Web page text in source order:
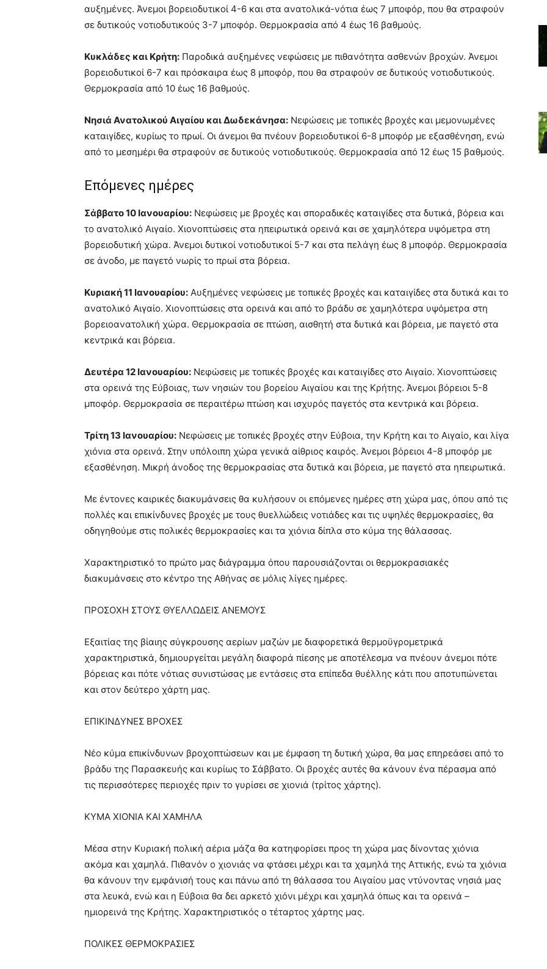
αυξημένες. Άνεμοι βορειοδυτικοί 4-6 και στα ανατολικά-νότια έως 7 μποφόρ, που θα στραφούν
σε δυτικούς νοτιοδυτικούς 3-7 μποφόρ. Θερμοκρασία από 4 έως 16 βαθμούς.
Κυκλάδες και Κρήτη: Παροδικά αυξημένες νεφώσεις με πιθανότητα ασθενών βροχών. Άνεμοι
βορειοδυτικοί 6-7 και πρόσκαιρα έως 8 μποφόρ, που θα στραφούν σε δυτικούς νοτιοδυτικούς.
Θερμοκρασία από 10 έως 16 βαθμούς.
Νησιά Ανατολικού Αιγαίου και Δωδεκάνησα: Νεφώσεις με τοπικές βροχές και μεμονωμένες
καταιγίδες, κυρίως το πρωί. Οι άνεμοι θα πνέουν βορειοδυτικοί 6-8 μποφόρ με εξασθένηση, ενώ
από το μεσημέρι θα στραφούν σε δυτικούς νοτιοδυτικούς. Θερμοκρασία από 12 έως 15 βαθμούς.
Επόμενες ημέρες
Σάββατο 10 Ιανουαρίου: Νεφώσεις με βροχές και σποραδικές καταιγίδες στα δυτικά, βόρεια και
το ανατολικό Αιγαίο. Χιονοπτώσεις στα ηπειρωτικά ορεινά και σε χαμηλότερα υψόμετρα στη
βορειοδυτική χώρα. Άνεμοι δυτικοί νοτιοδυτικοί 5-7 και στα πελάγη έως 8 μποφόρ. Θερμοκρασία
σε άνοδο, με παγετό νωρίς το πρωί στα βόρεια.
Κυριακή 11 Ιανουαρίου: Αυξημένες νεφώσεις με τοπικές βροχές και καταιγίδες στα δυτικά και το
ανατολικό Αιγαίο. Χιονοπτώσεις στα ορεινά και από το βράδυ σε χαμηλότερα υψόμετρα στη
βορειοανατολική χώρα. Θερμοκρασία σε πτώση, αισθητή στα δυτικά και βόρεια, με παγετό στα
κεντρικά και βόρεια.
Δευτέρα 12 Ιανουαρίου: Νεφώσεις με τοπικές βροχές και καταιγίδες στο Αιγαίο. Χιονοπτώσεις
στα ορεινά της Εύβοιας, των νησιών του βορείου Αιγαίου και της Κρήτης. Άνεμοι βόρειοι 5-8
μποφόρ. Θερμοκρασία σε περαιτέρω πτώση και ισχυρός παγετός στα κεντρικά και βόρεια.
Τρίτη 13 Ιανουαρίου: Νεφώσεις με τοπικές βροχές στην Εύβοια, την Κρήτη και το Αιγαίο, και λίγα
χιόνια στα ορεινά. Στην υπόλοιπη χώρα γενικά αίθριος καιρός. Άνεμοι βόρειοι 4-8 μποφόρ με
εξασθένηση. Μικρή άνοδος της θερμοκρασίας στα δυτικά και βόρεια, με παγετό στα ηπειρωτικά.
Με έντονες καιρικές διακυμάνσεις θα κυλήσουν οι επόμενες ημέρες στη χώρα μας, όπου από τις
πολλές και επικίνδυνες βροχές με τους θυελλώδεις νοτιάδες και τις υψηλές θερμοκρασίες, θα
οδηγηθούμε στις πολικές θερμοκρασίες και τα χιόνια δίπλα στο κύμα της θάλασσας.
Χαρακτηριστικό το πρώτο μας διάγραμμα όπου παρουσιάζονται οι θερμοκρασιακές
διακυμάνσεις στο κέντρο της Αθήνας σε μόλις λίγες ημέρες.
ΠΡΟΣΟΧΗ ΣΤΟΥΣ ΘΥΕΛΛΩΔΕΙΣ ΑΝΕΜΟΥΣ
Εξαιτίας της βίαιης σύγκρουσης αερίων μαζών με διαφορετικά θερμοϋγρομετρικά
χαρακτηριστικά, δημιουργείται μεγάλη διαφορά πίεσης με αποτέλεσμα να πνέουν άνεμοι πότε
βόρειας και πότε νότιας συνιστώσας με εντάσεις στα επίπεδα θυέλλης κάτι που αποτυπώνεται
και στον δεύτερο χάρτη μας.
ΕΠΙΚΙΝΔΥΝΕΣ ΒΡΟΧΕΣ
Νέο κύμα επικίνδυνων βροχοπτώσεων και με έμφαση τη δυτική χώρα, θα μας επηρεάσει από το
βράδυ της Παρασκευής και κυρίως το Σάββατο. Οι βροχές αυτές θα κάνουν ένα πέρασμα από
τις περισσότερες περιοχές πριν το γυρίσει σε χιονιά (τρίτος χάρτης).
ΚΥΜΑ ΧΙΟΝΙΑ ΚΑΙ ΧΑΜΗΛΑ
Μέσα στην Κυριακή πολική αέρια μάζα θα κατηφορίσει προς τη χώρα μας δίνοντας χιόνια
ακόμα και χαμηλά. Πιθανόν ο χιονιάς να φτάσει μέχρι και τα χαμηλά της Αττικής, ενώ τα χιόνια
θα κάνουν την εμφάνισή τους και πάνω από τη θάλασσα του Αιγαίου μας ντύνοντας νησιά μας
στα λευκά, ενώ και η Εύβοια θα δει αρκετό χιόνι μέχρι και χαμηλά όπως και τα ορεινά –
ημιορεινά της Κρήτης. Χαρακτηριστικός ο τέταρτος χάρτης μας.
ΠΟΛΙΚΕΣ ΘΕΡΜΟΚΡΑΣΙΕΣ